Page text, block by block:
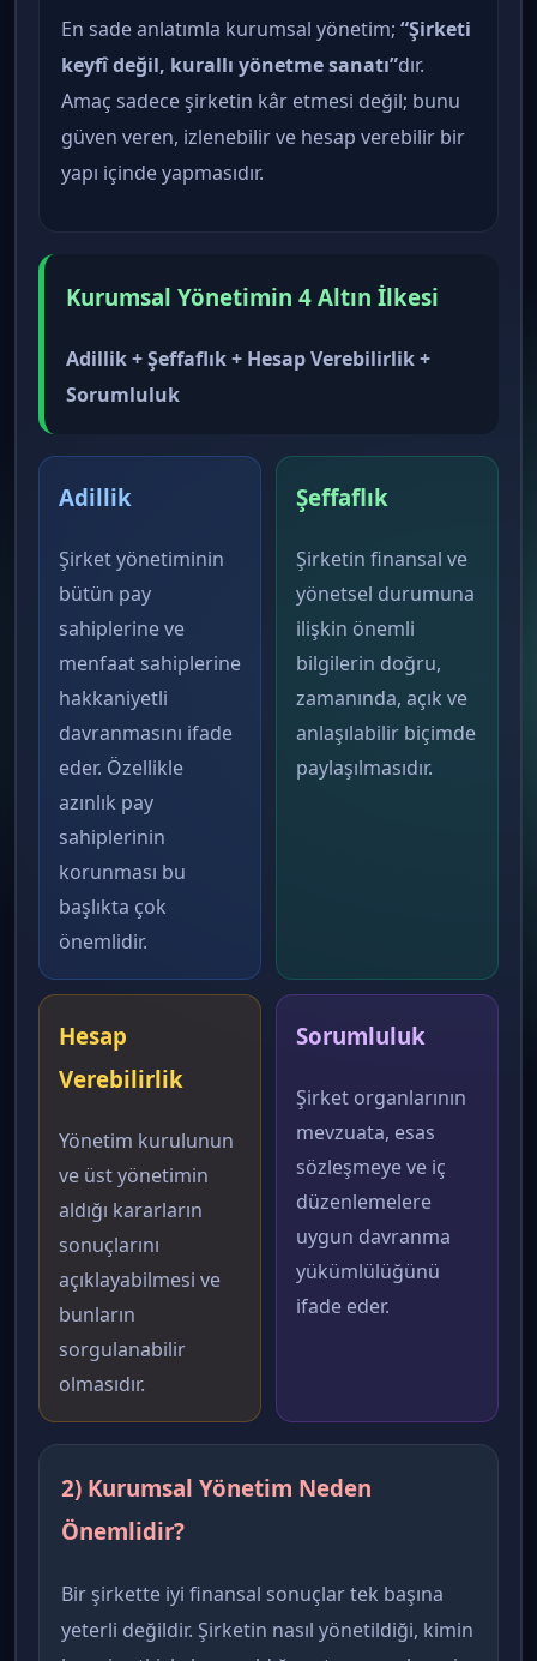
En sade anlatımla kurumsal yönetim; “Şirketi
keyfî değil, kurallı yönetme sanatı”dır.
Amaç sadece şirketin kâr etmesi değil; bunu
güven veren, izlenebilir ve hesap verebilir bir
yapı içinde yapmasıdır.
Kurumsal Yönetimin 4 Altın İlkesi
Adillik + Şeffaflık + Hesap Verebilirlik +
Sorumluluk
Adillik
Şirket yönetiminin
bütün pay
sahiplerine ve
menfaat sahiplerine
hakkaniyetli
davranmasını ifade
eder. Özellikle
azınlık pay
sahiplerinin
korunması bu
başlıkta çok
önemlidir.
Şeffaflık
Şirketin finansal ve
yönetsel durumuna
ilişkin önemli
bilgilerin doğru,
zamanında, açık ve
anlaşılabilir biçimde
paylaşılmasıdır.
Hesap
Verebilirlik
Yönetim kurulunun
ve üst yönetimin
aldığı kararların
sonuçlarını
açıklayabilmesi ve
bunların
sorgulanabilir
olmasıdır.
Sorumluluk
Şirket organlarının
mevzuata, esas
sözleşmeye ve iç
düzenlemelere
uygun davranma
yükümlülüğünü
ifade eder.
2) Kurumsal Yönetim Neden
Önemlidir?
Bir şirkette iyi finansal sonuçlar tek başına
yeterli değildir. Şirketin nasıl yönetildiği, kimin